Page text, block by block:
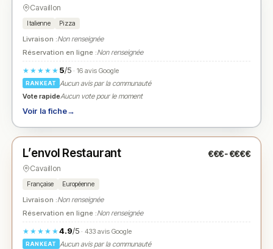
Cavaillon
Italienne Pizza
Livraison :Non renseignée
Réservation en ligne :Non renseignée
★★★★★ 5/5· 16 avis Google
RANKEAT
Aucun avis par la communauté
Vote rapideAucun vote pour le moment
Voir la fiche→
★ N° 3
L’envol Restaurant €€€-€€€€
Cavaillon
Française Européenne
Livraison :Non renseignée
Réservation en ligne :Non renseignée
★★★★★4.9/5· 433 avis Google
RANKEAT
Aucun avis par la communauté